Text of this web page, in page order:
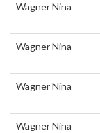
Wagner Nina
Wagner Nina
Wagner Nina
Wagner Nina